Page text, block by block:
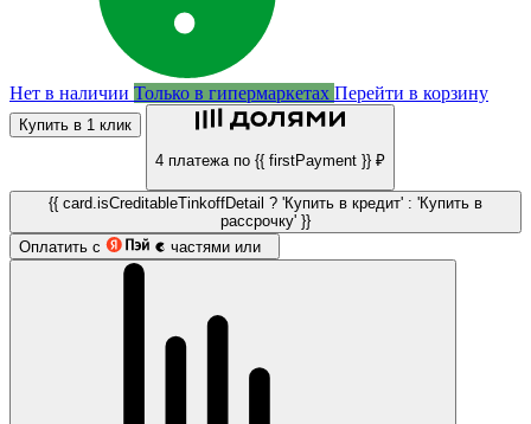
Нет в наличии Только в гипермаркетах Перейти в корзину
Купить в 1 клик
4 платежа по {{ firstPayment }} ₽
{{ card.isCreditableTinkoffDetail ? 'Купить в кредит' : 'Купить в
рассрочку' }}
Оплатить с
частями или